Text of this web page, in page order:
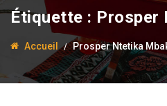
Étiquette : Prosper
Accueil Prosper Ntetika
2 juillet 2025 La